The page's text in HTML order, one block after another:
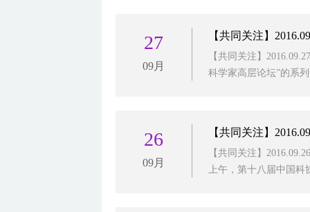
27
09月
【共同关注】
【共同关注】
科学家高层论坛”的系
26
09月
【共同关注】
【共同关注】
上午，第十八届中国科